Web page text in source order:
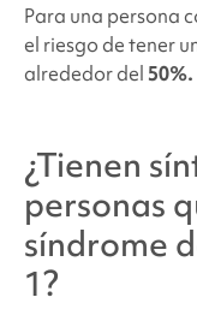
Para una persona
el riesgo de tener
alrededor del 50%.
¿Tienen
personas
síndrome
1?